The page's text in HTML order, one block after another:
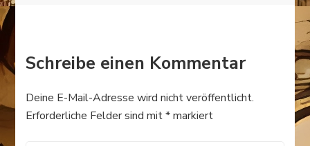
Schreibe einen Kommentar
Deine E-Mail-Adresse wird nicht veröffentlicht.
Erforderliche Felder sind mit*markiert